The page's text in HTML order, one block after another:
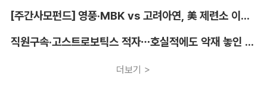
[주간사모펀드] 영풍·MBK vs 고려아연, 美 제련소 이름 두고 고발전
직원구속·고스트로보틱스 적자…호실적에도 악재 놓인 LIG D&A
더보기 >